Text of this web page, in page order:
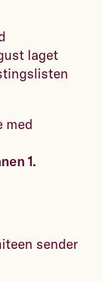
laget
med
1.
sender